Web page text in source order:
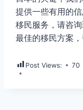
提供一些有用的
移民服务，请咨
最佳的移民方案
Post Views: 70